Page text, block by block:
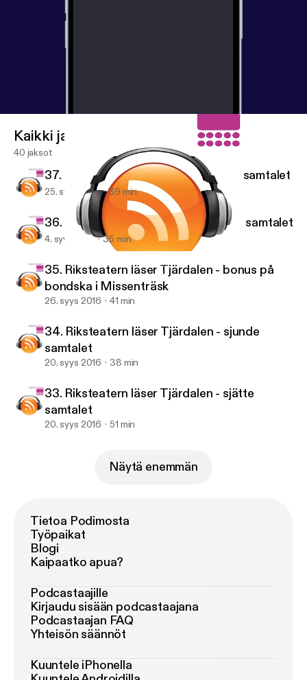
Riksteaterns föreningspodd
Kaikki jaksot
40 jaksot
37. Riksteatern läser Maken - andra samtalet
25. syys 2017 39 min
36. Riksteatern läser Maken - första samtalet
4. syys 2017 35 min
35. Riksteatern läser Tjärdalen - bonus på
bondska i Missenträsk
26. syys 2016 41 min
34. Riksteatern läser Tjärdalen - sjunde
samtalet
20. syys 2016 38 min
33. Riksteatern läser Tjärdalen - sjätte
samtalet
20. syys 2016 51 min
Näytä enemmän
Tietoa Podimosta
Työpaikat
Blogi
Kaipaatko apua?
Podcastaajille
Kirjaudu sisään podcastaajana
Podcastaajan FAQ
Yhteisön säännöt
Kuuntele iPhonella